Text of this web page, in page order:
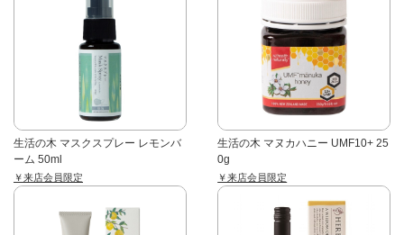
生活の木 マスクスプレー レモンバ
ーム 50ml
￥来店会員限定
生活の木 マヌカハニー UMF10+ 25
0g
￥来店会員限定